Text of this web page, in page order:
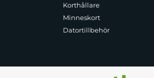
Korthållare
Minneskort
Datortillbehör